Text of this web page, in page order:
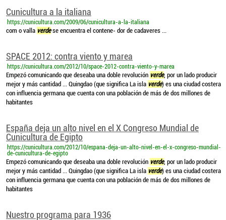
Cunicultura a la italiana
https://cunicultura.com/2009/06/cunicultura-a-la-italiana
com o valla verdese encuentra el contene- dor de cadaveres ...
SPACE 2012: contra viento y marea
https://cunicultura.com/2012/10/space-2012-contra-viento-y-marea
Empezó comunicando que deseaba una doble revolución verde, por un lado producir
mejor y más cantidad ... Quingdao (que significa La isla verde) es una ciudad costera
con influencia germana que cuenta con una población de más de dos millones de
habitantes
España deja un alto nivel en el X Congreso Mundial de
Cunicultura de Egipto
https://cunicultura.com/2012/10/espana-deja-un-alto-nivel-en-el-x-congreso-mundial-
de-cunicultura-de-egipto
Empezó comunicando que deseaba una doble revolución verde, por un lado producir
mejor y más cantidad ... Quingdao (que significa La isla verde) es una ciudad costera
con influencia germana que cuenta con una población de más de dos millones de
habitantes
Nuestro programa para 1936